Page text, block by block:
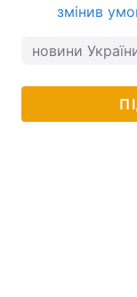
змінив
новини